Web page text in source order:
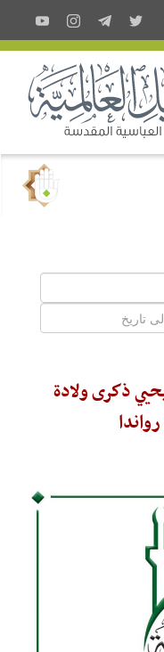
ذكرى ولادة